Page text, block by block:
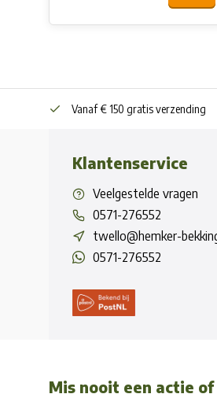
Vanaf € 150 gratis verzending
Klantenservice
Veelgestelde vragen
0571-276552
twello@hemker-
0571-276552
Mis nooit een actie